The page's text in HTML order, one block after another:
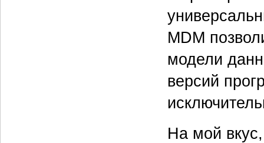
MDM
модели
версий
На мой